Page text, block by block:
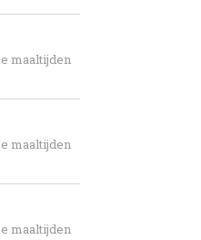
maaltijden
maaltijden
maaltijden